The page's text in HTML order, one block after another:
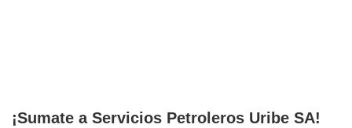
¡Sumate a Servicios Petroleros Uribe SA!